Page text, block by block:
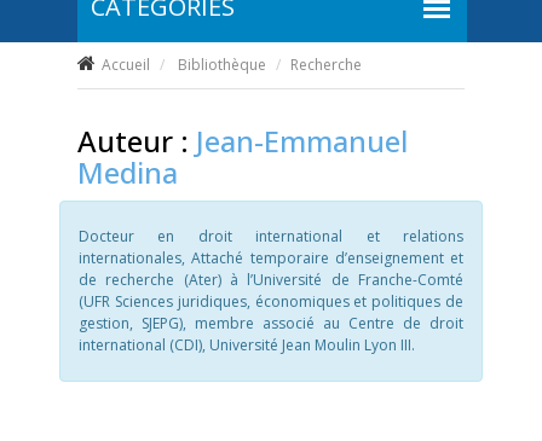
Accueil Bibliothèque Recherche
Auteur : Jean-Emmanuel
Medina
Docteur en droit international et relations
internationales, Attaché temporaire d’enseignement et
de recherche (Ater) à l’Université de Franche-Comté
(UFR Sciences juridiques, économiques et politiques de
gestion, SJEPG), membre associé au Centre de droit
international (CDI), Université Jean Moulin Lyon III.